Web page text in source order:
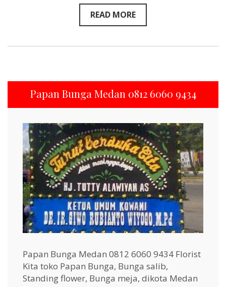
READ MORE
Papan Bunga Medan 0812 6060 9434
Papan Bunga Medan 0812 6060 9434 Florist
Kita toko Papan Bunga, Bunga salib,
Standing flower, Bunga meja, dikota Medan